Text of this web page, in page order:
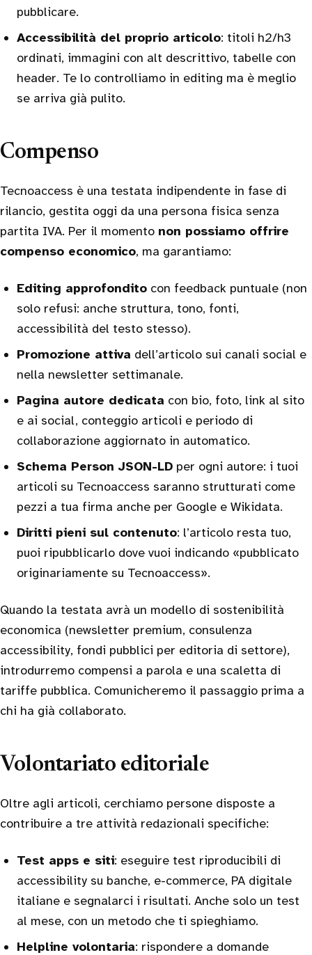
pubblicare.
Accessibilità del proprio articolo: titoli h2/h3
ordinati, immagini con alt descrittivo, tabelle con
header. Te lo controlliamo in editing ma è meglio
se arriva già pulito.
Compenso
Tecnoaccess è una testata indipendente in fase di
rilancio, gestita oggi da una persona fisica senza
partita IVA. Per il momento non possiamo offrire
compenso economico, ma garantiamo:
Editing approfondito con feedback puntuale (non
solo refusi: anche struttura, tono, fonti,
accessibilità del testo stesso).
Promozione attiva dell’articolo sui canali social e
nella newsletter settimanale.
Pagina autore dedicata con bio, foto, link al sito
e ai social, conteggio articoli e periodo di
collaborazione aggiornato in automatico.
Schema Person JSON-LD per ogni autore: i tuoi
articoli su Tecnoaccess saranno strutturati come
pezzi a tua firma anche per Google e Wikidata.
Diritti pieni sul contenuto: l’articolo resta tuo,
puoi ripubblicarlo dove vuoi indicando «pubblicato
originariamente su Tecnoaccess».
Quando la testata avrà un modello di sostenibilità
economica (newsletter premium, consulenza
accessibility, fondi pubblici per editoria di settore),
introdurremo compensi a parola e una scaletta di
tariffe pubblica. Comunicheremo il passaggio prima a
chi ha già collaborato.
Volontariato editoriale
Oltre agli articoli, cerchiamo persone disposte a
contribuire a tre attività redazionali specifiche:
Test apps e siti: eseguire test riproducibili di
accessibility su banche, e-commerce, PA digitale
italiane e segnalarci i risultati. Anche solo un test
al mese, con un metodo che ti spieghiamo.
Helpline volontaria: rispondere a domande